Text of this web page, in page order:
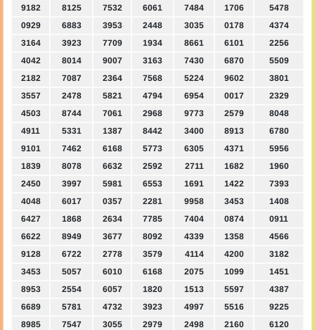
9182
8125 7532 6061 7484 1706
5478
0929
6883 3953 2448 3035 0178
4374
3164
3923 7709 1934 8661 6101
2256
4042
8014 9007 3163 7430 6870
5509
2182
7087 2364 7568 5224 9602
3801
3557
2478 5821 4794 6954 0017
2329
4503
8744 7061 2968 9773 2579
8048
4911
5331 1387 8442 3400 8913
6780
9101
7462 6168 5773 6305 4371
5956
1839
8078 6632 2592 2711 1682
1960
2450
3997 5981 6553 1691 1422
7393
4048
6017 0357 2281 9958 3453
1408
6427
1868 2634 7785 7404 0874
0911
6622
8949 3677 8092 4339 1358
4566
9128
6722 2778 3579 4114 4200
3182
3453
5057 6010 6168 2075 1099
1451
8953
2554 6057 1820 1513 5597
4387
6689
5781 4732 3923 4997 5516
9225
8985
7547 3055 2979 2498 2160
6120